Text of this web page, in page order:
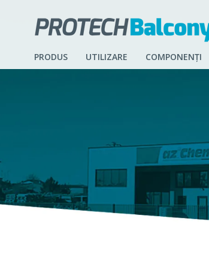
PRODUS UTILIZARE COMPONENȚI